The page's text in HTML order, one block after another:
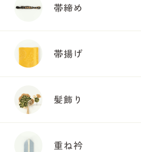
帯締め
帯揚げ
髪飾り
重ね衿